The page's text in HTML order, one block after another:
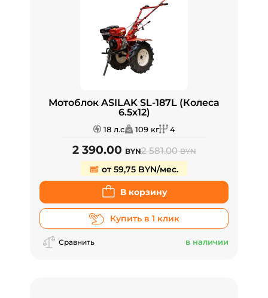
Мотоблок ASILAK SL-187L (Колеса
6.5х12)
18 л.с 109 кг 4
2 390.00 BYN2 581.00BYN
от 59,75 BYN/мес.
В корзину
Купить в 1 клик
Сравнить в наличии